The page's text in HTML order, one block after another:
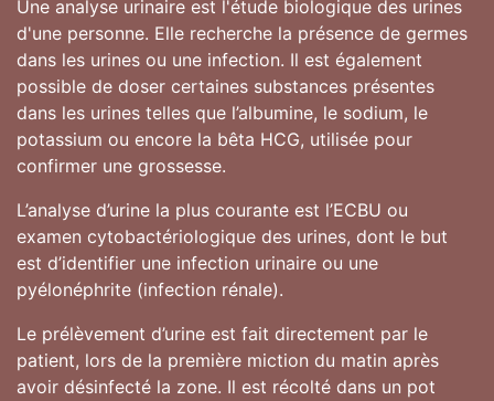
Une analyse urinaire est l'étude biologique des urines
d'une personne. Elle recherche la présence de germes
dans les urines ou une infection. Il est également
possible de doser certaines substances présentes
dans les urines telles que l’albumine, le sodium, le
potassium ou encore la bêta HCG, utilisée pour
confirmer une grossesse.
L’analyse d’urine la plus courante est l’ECBU ou
examen cytobactériologique des urines, dont le but
est d’identifier une infection urinaire ou une
pyélonéphrite (infection rénale).
Le prélèvement d’urine est fait directement par le
patient, lors de la première miction du matin après
avoir désinfecté la zone. Il est récolté dans un pot